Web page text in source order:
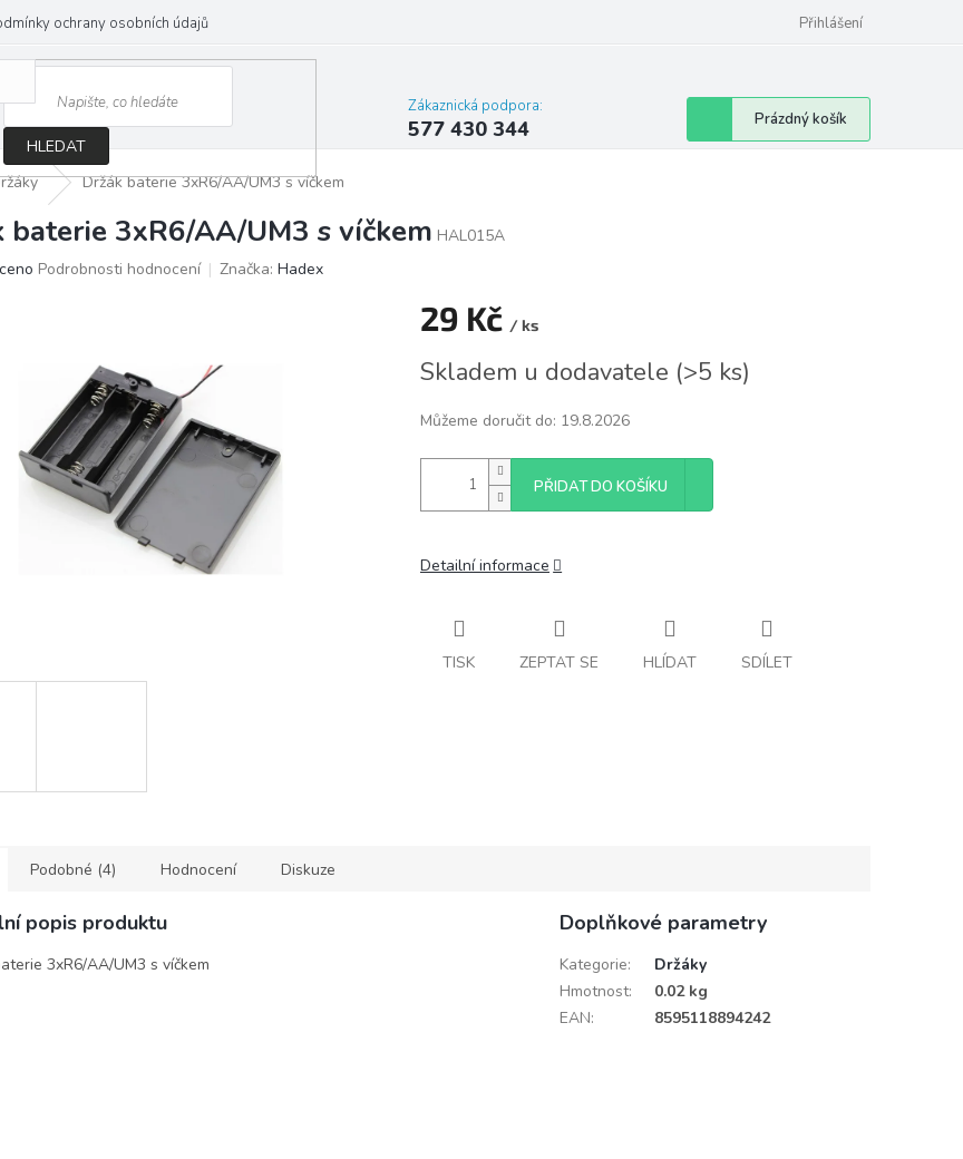
ochrany osobních údajů Přihlášení
HLEDAT
Zákaznická podpora:
577 430 344
Nákupní
košík
Prázdný košík
Držák baterie 3xR6/AA/UM3 s víčkem
baterie 3xR6/AA/UM3 s víčkem HAL015A
Podrobnosti hodnocení Značka: Hadex
29 Kč / ks
cena:
Skladem u dodavatele (>5 ks)
Můžeme doručit do: 19.8.2026
PŘIDAT DO KOŠÍKU
Detailní informace
TISK ZEPTAT SE HLÍDAT SDÍLET
Podobné (4) Hodnocení Diskuze
popis produktu
3xR6/AA/UM3 s víčkem
Doplňkové parametry
Kategorie:
Držáky
Hmotnost:
0.02 kg
EAN: 8595118894242